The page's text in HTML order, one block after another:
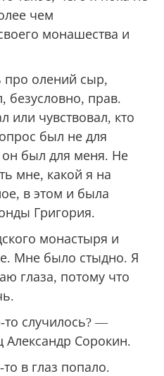
Даже если геронда
обличении, не мне
Не мне упрекать
год подвизается как
монастырей. И в
такое, чего я пока не
чем
монашества и
про олений сыр,
или чувствовал, кто
был не для
он был для меня. Не
мне, какой я на
в этом и была
Григория.
монастыря и